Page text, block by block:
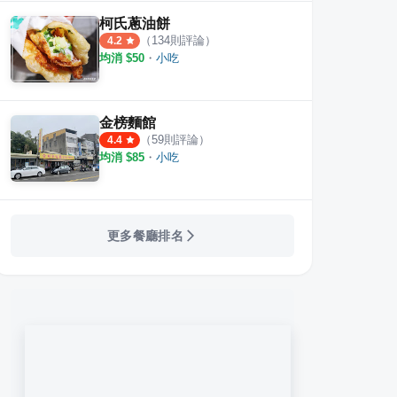
柯氏蔥油餅
4.2 （ 134則評論）
均消 $50 ・ 小吃
金榜麵館
4.4 （59則評論）
均消 $85 ・ 小吃
更多餐廳排名